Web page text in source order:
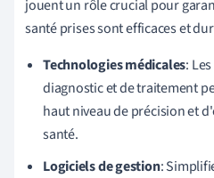
jouent un rôle crucial pour
santé prises sont efficaces et
Technologies médicales:
diagnostic et de traitement
haut niveau de précision et
santé.
Logiciels de gestion: